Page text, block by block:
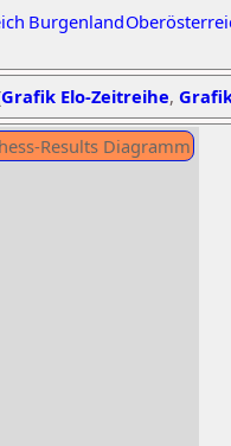
Burgenland
Grafik Elo-Zeitreihe,